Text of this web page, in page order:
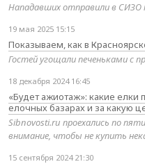
Нападавших отправили в СИЗО
19 мая 2025 15:15
Показываем, как в
Гостей угощали печеньками с
18 декабря 2024 16:45
«Будет ажиотаж»: какие елки
елочных базарах и за какую
Sibnovosti.ru проехались по
внимание, чтобы не купить
15 сентября 2024 21:30